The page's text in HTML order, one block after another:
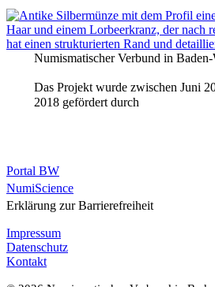
Numismatischer Verbund in
Das Projekt wurde zwischen Juni
2018 gefördert durch
Portal BW
NumiScience
Erklärung zur Barrierefreiheit
Impressum
Datenschutz
Kontakt